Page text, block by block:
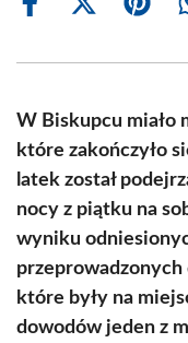
Share
Share
(Twitter)
Share
W Biskupcu miało
które zakończyło
latek został
nocy z piątku na
wyniku
przeprowadzonych
które były na
dowodów jeden z